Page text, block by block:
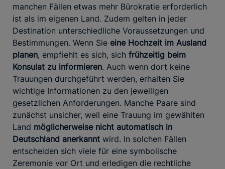
manchen Fällen etwas mehr Bürokratie erforderlich
ist als im eigenen Land. Zudem gelten in jeder
Destination unterschiedliche Voraussetzungen und
Bestimmungen. Wenn Sie eine Hochzeit im Ausland
planen, empfiehlt es sich, sich frühzeitig beim
Konsulat zu informieren. Auch wenn dort keine
Trauungen durchgeführt werden, erhalten Sie
wichtige Informationen zu den jeweiligen
gesetzlichen Anforderungen. Manche Paare sind
zunächst unsicher, weil eine Trauung im gewählten
Land möglicherweise nicht automatisch in
Deutschland anerkannt wird. In solchen Fällen
entscheiden sich viele für eine symbolische
Zeremonie vor Ort und erledigen die rechtliche